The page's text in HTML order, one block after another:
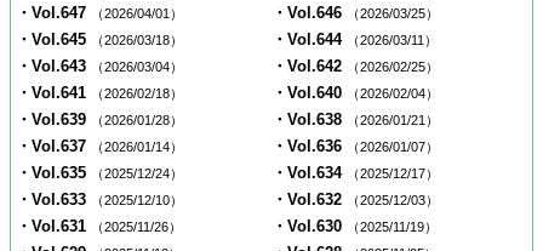
・Vol.647 （2026/04/01） ・Vol.646 （2026/03/25）
・Vol.645 （2026/03/18） ・Vol.644 （2026/03/11）
・Vol.643 （2026/03/04） ・Vol.642 （2026/02/25）
・Vol.641 （2026/02/18） ・Vol.640 （2026/02/04）
・Vol.639 （2026/01/28） ・Vol.638 （2026/01/21）
・Vol.637 （2026/01/14） ・Vol.636 （2026/01/07）
・Vol.635 （2025/12/24） ・Vol.634 （2025/12/17）
・Vol.633 （2025/12/10） ・Vol.632 （2025/12/03）
・Vol.631 （2025/11/26） ・Vol.630 （2025/11/19）